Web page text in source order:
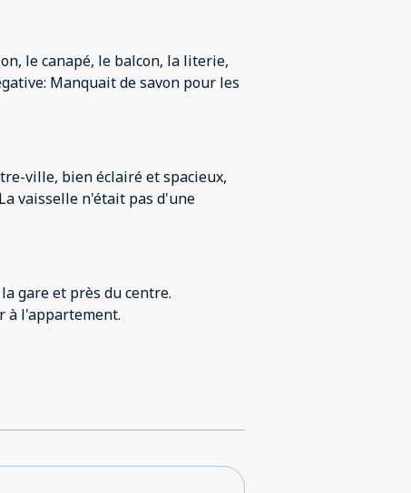
le canapé, le balcon, la literie,
Manquait de savon pour les
ville, bien éclairé et spacieux,
vaisselle n'était pas d'une
gare et près du centre.
à l'appartement.